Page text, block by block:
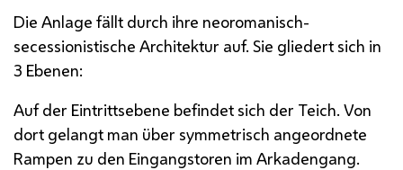
Die Anlage fällt durch ihre neoromanisch-
secessionistische Architektur auf. Sie gliedert sich in
3 Ebenen:
Auf der Eintrittsebene befindet sich der Teich. Von
dort gelangt man über symmetrisch angeordnete
Rampen zu den Eingangstoren im Arkadengang.